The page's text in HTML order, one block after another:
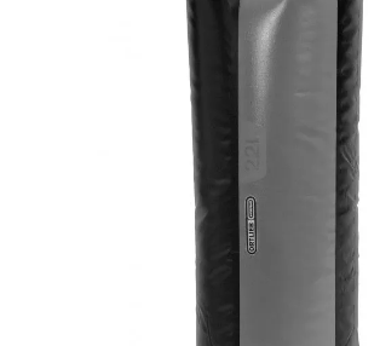
Je kunt niets waterdichters vinden op
Ortlieb
garandeert dat
droog houdt tijdens al je avonturen. Met
sluitsysteem versterkt met een unieke
waterdichte tas
is verzegeld. De bodem van de
Dry Bag
versterkt om het vullen te
stabiliteit in verticale positie te